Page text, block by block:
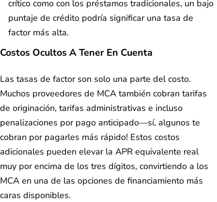
crítico como con los préstamos tradicionales, un bajo
puntaje de crédito podría significar una tasa de
factor más alta.
Costos Ocultos A Tener En Cuenta
Las tasas de factor son solo una parte del costo.
Muchos proveedores de MCA también cobran tarifas
de originación, tarifas administrativas e incluso
penalizaciones por pago anticipado—sí, algunos te
cobran por pagarles más rápido! Estos costos
adicionales pueden elevar la APR equivalente real
muy por encima de los tres dígitos, convirtiendo a los
MCA en una de las opciones de financiamiento más
caras disponibles.